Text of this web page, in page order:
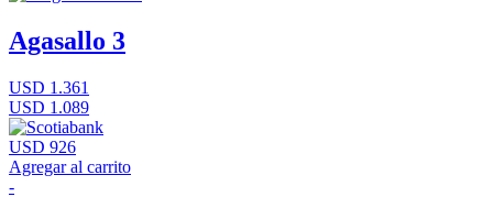
Agasallo 3
USD 1.361
USD 1.089
USD 926
Agregar al carrito
-